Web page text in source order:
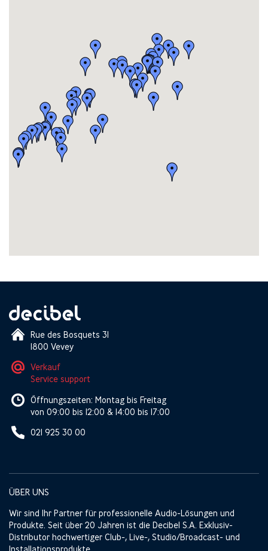
Rue des Bosquets 31
1800 Vevey
Verkauf
Service support
Öffnungszeiten: Montag bis Freitag
von 09:00 bis 12:00 & 14:00 bis 17:00
021 925 30 00
ÜBER UNS
Wir sind Ihr Partner für professionelle Audio-Lösungen und
Produkte. Seit über 20 Jahren ist die Decibel S.A. Exklusiv-
Distributor hochwertiger Club-, Live-, Studio/Broadcast- und
Installationsprodukte.